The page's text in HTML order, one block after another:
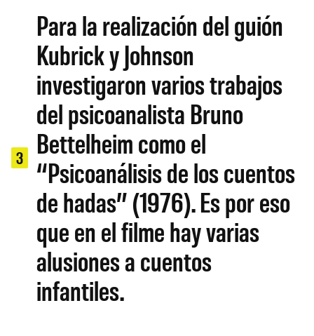
3
Para la realización del guión
Kubrick y Johnson
investigaron varios trabajos
del psicoanalista Bruno
Bettelheim como el
“Psicoanálisis de los cuentos
de hadas” (1976). Es por eso
que en el filme hay varias
alusiones a cuentos
infantiles.